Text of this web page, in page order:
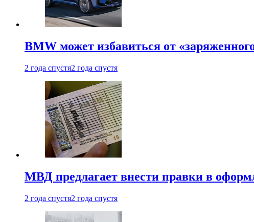
BMW может избавиться от
2 года спустя2 года спустя
МВД предлагает внести правки в
2 года спустя2 года спустя